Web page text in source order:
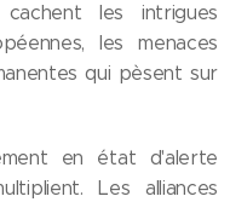
les intrigues
les menaces
qui pèsent sur
en état d'alerte
Les alliances